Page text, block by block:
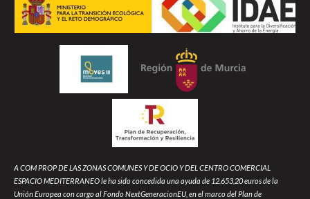
A COM PROP DE LAS ZONAS COMUNES Y DE OCIO Y DEL CENTRO COMERCIAL
ESPACIO MEDITERRANEO le ha sido concedida una ayuda de 12.653,20 euros de la
Unión Europea con cargo al Fondo NextGeneracionEU, en el marco del Plan de